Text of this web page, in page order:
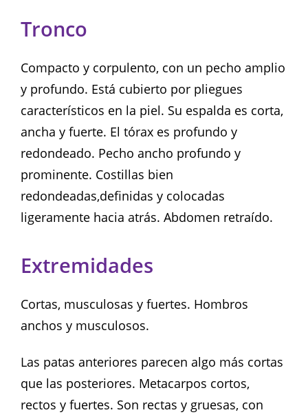
Tronco
Compacto y corpulento, con un pecho amplio
y profundo. Está cubierto por pliegues
característicos en la piel. Su espalda es corta,
ancha y fuerte. El tórax es profundo y
redondeado. Pecho ancho profundo y
prominente. Costillas bien
redondeadas,definidas y colocadas
ligeramente hacia atrás. Abdomen retraído.
Extremidades
Cortas, musculosas y fuertes. Hombros
anchos y musculosos.
Las patas anteriores parecen algo más cortas
que las posteriores. Metacarpos cortos,
rectos y fuertes. Son rectas y gruesas, con